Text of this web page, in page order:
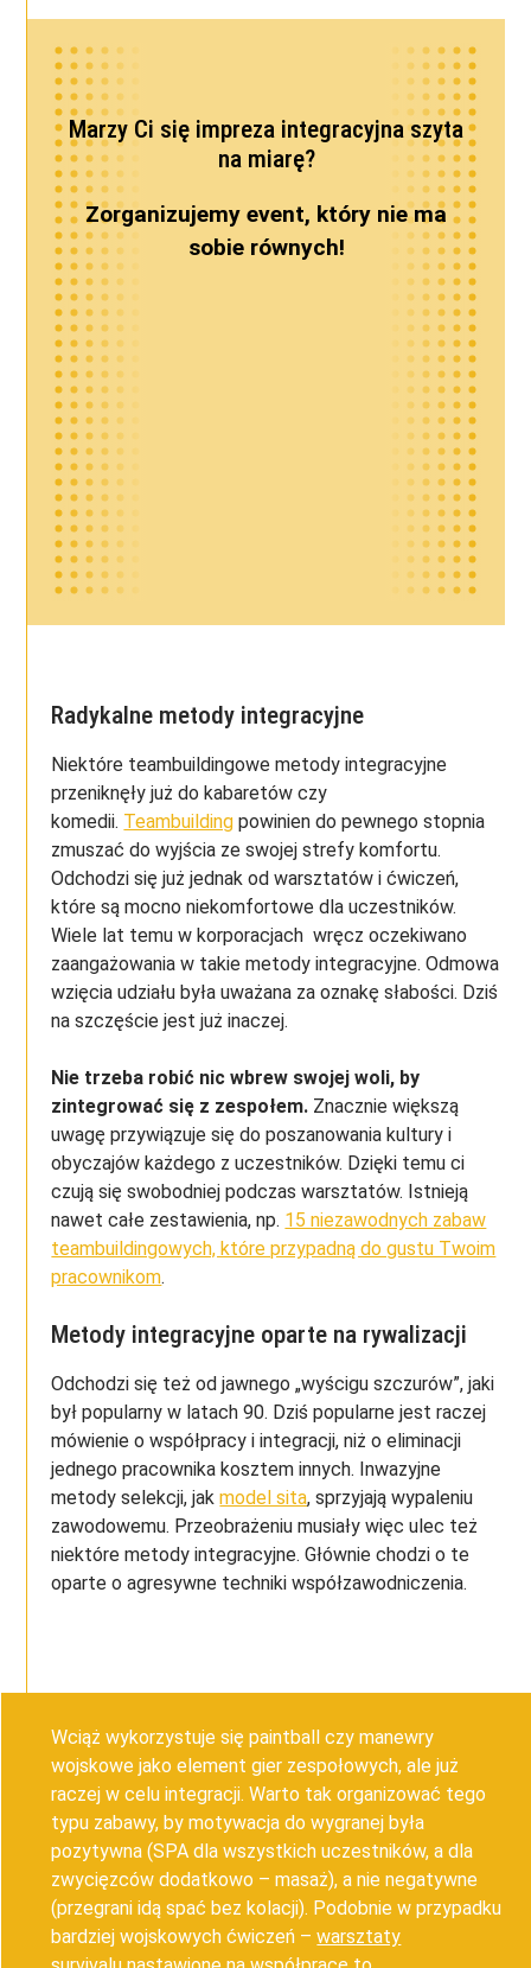
Marzy Ci się impreza integracyjna szyta
na miarę?
Zorganizujemy event, który nie ma
sobie równych!
Radykalne metody integracyjne
Niektóre teambuildingowe metody integracyjne
przeniknęły już do kabaretów czy
komedii. Teambuilding powinien do pewnego stopnia
zmuszać do wyjścia ze swojej strefy komfortu.
Odchodzi się już jednak od warsztatów i ćwiczeń,
które są mocno niekomfortowe dla uczestników.
Wiele lat temu w korporacjach wręcz oczekiwano
zaangażowania w takie metody integracyjne. Odmowa
wzięcia udziału była uważana za oznakę słabości. Dziś
na szczęście jest już inaczej.
Nie trzeba robić nic wbrew swojej woli, by
zintegrować się z zespołem. Znacznie większą
uwagę przywiązuje się do poszanowania kultury i
obyczajów każdego z uczestników. Dzięki temu ci
czują się swobodniej podczas warsztatów. Istnieją
nawet całe zestawienia, np. 15 niezawodnych zabaw
teambuildingowych, które przypadną do gustu Twoim
pracownikom.
Metody integracyjne oparte na rywalizacji
Odchodzi się też od jawnego „wyścigu szczurów”, jaki
był popularny w latach 90. Dziś popularne jest raczej
mówienie o współpracy i integracji, niż o eliminacji
jednego pracownika kosztem innych. Inwazyjne
metody selekcji, jakmodel sita, sprzyjają wypaleniu
zawodowemu. Przeobrażeniu musiały więc ulec też
niektóre metody integracyjne. Głównie chodzi o te
oparte o agresywne techniki współzawodniczenia.
Wciąż wykorzystuje siępaintball czy manewry
wojskowe jako element gier zespołowych, ale już
raczej w celu integracji. Warto tak organizować tego
typu zabawy, by motywacja do wygranej była
pozytywna (SPA dla wszystkich uczestników, a dla
zwycięzców dodatkowo – masaż), a nie negatywne
(przegrani idą spać bez kolacji). Podobnie w przypadku
bardziej wojskowych ćwiczeń –warsztaty